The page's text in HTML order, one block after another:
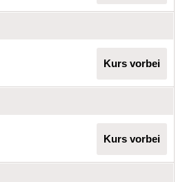
Kurs vorbei
Kurs vorbei